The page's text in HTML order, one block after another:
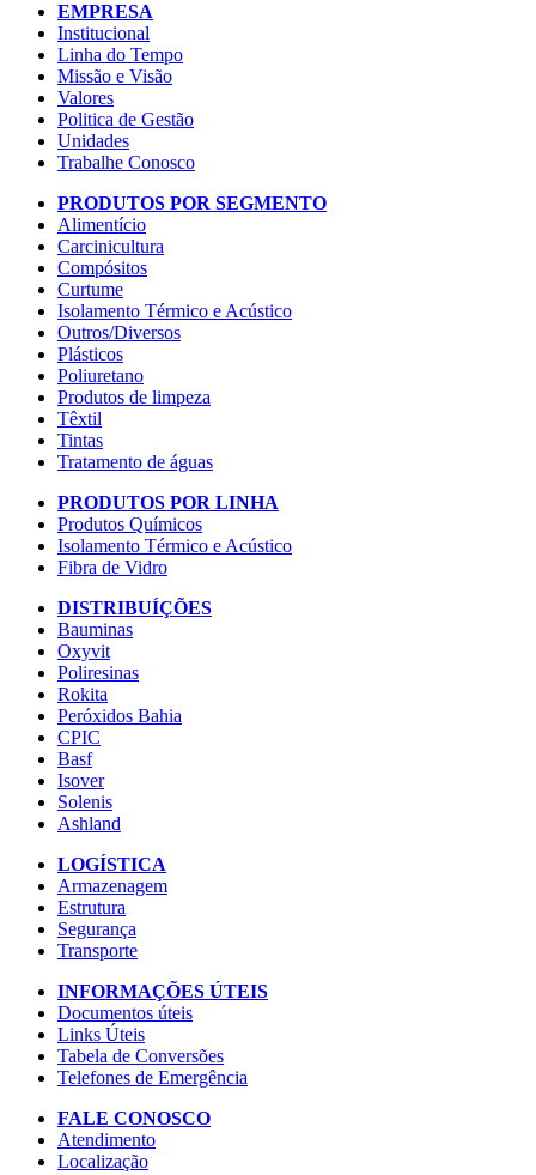
EMPRESA
Institucional
Linha do Tempo
Missão e Visão
Valores
Politica de Gestão
Unidades
Trabalhe Conosco
PRODUTOS POR SEGMENTO
Alimentício
Carcinicultura
Compósitos
Curtume
Isolamento Térmico e Acústico
Outros/Diversos
Plásticos
Poliuretano
Produtos de limpeza
Têxtil
Tintas
Tratamento de águas
PRODUTOS POR LINHA
Produtos Químicos
Isolamento Térmico e Acústico
Fibra de Vidro
DISTRIBUÍÇÕES
Bauminas
Oxyvit
Poliresinas
Rokita
Peróxidos Bahia
CPIC
Basf
Isover
Solenis
Ashland
LOGÍSTICA
Armazenagem
Estrutura
Segurança
Transporte
INFORMAÇÕES ÚTEIS
Documentos úteis
Links Úteis
Tabela de Conversões
Telefones de Emergência
FALE CONOSCO
Atendimento
Localização